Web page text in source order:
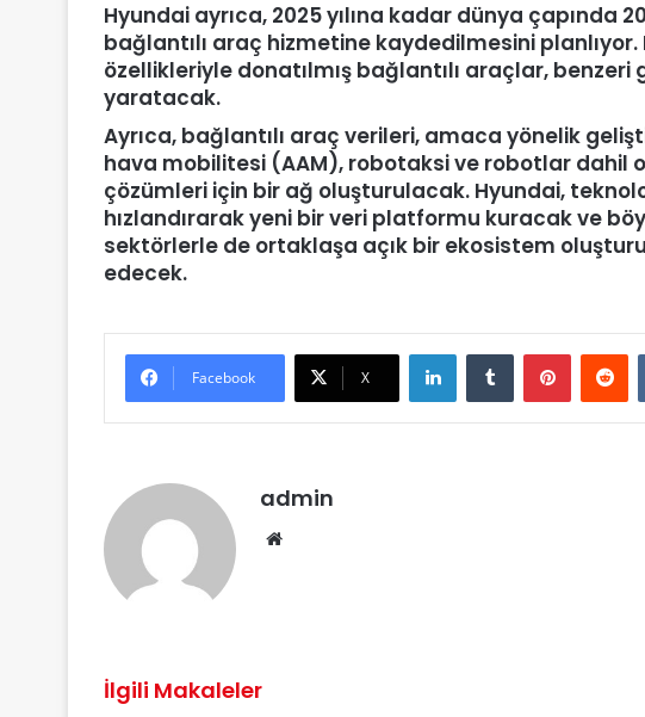
Hyundai ayrıca, 2025 yılına kadar dünya çapında
bağlantılı araç hizmetine kaydedilmesini
özellikleriyle donatılmış bağlantılı araçlar,
yaratacak.
Ayrıca, bağlantılı araç verileri, amaca yönelik
hava mobilitesi (AAM), robotaksi ve robotlar dahil
çözümleri için bir ağ oluşturulacak. Hyundai,
hızlandırarak yeni bir veri platformu kuracak ve
sektörlerle de ortaklaşa açık bir ekosistem
edecek.
Facebook X
LinkedInTumblr Pinterest
admin
İlgili Makaleler